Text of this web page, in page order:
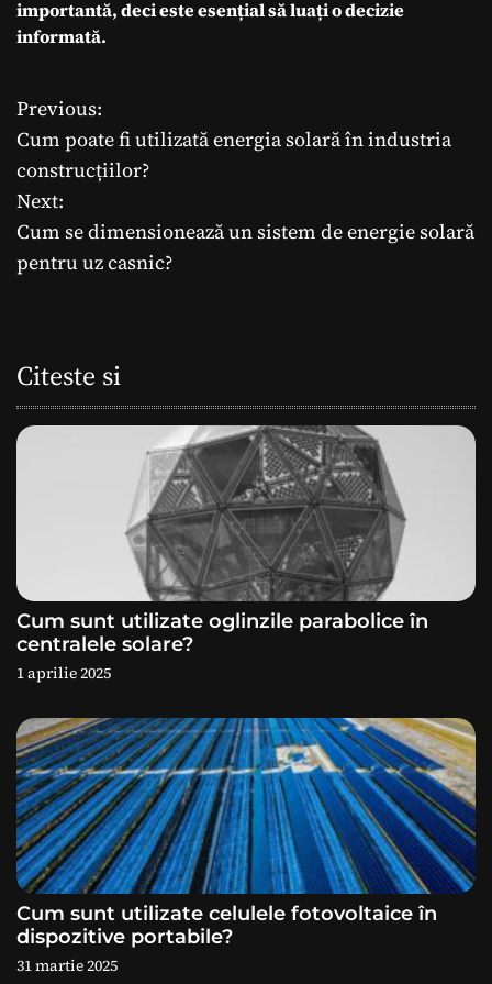
importantă, deci este esențial să luați o decizie
informată.
N
a
v
i
r
e
a
r
t
i
c
o
l
e
Previous:
Cum poate fi utilizată energia solară în industria
construcțiilor?
Next:
Cum se dimensionează un sistem de energie solară
pentru uz casnic?
Citeste si
Cum sunt utilizate oglinzile parabolice în
centralele solare?
1 aprilie 2025
Cum sunt utilizate celulele fotovoltaice în
dispozitive portabile?
31 martie 2025